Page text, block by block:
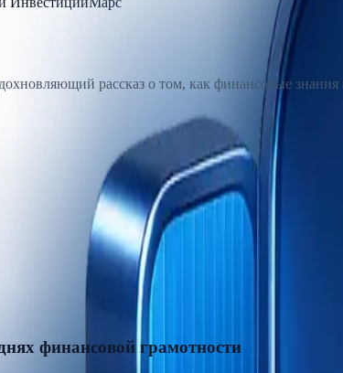
рассказ о том, как финансовые
финансовой грамотности